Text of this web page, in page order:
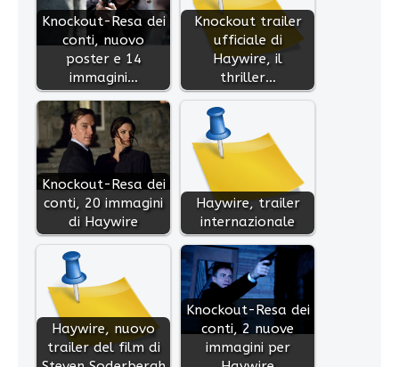
Knockout-Resa dei
conti, nuovo
poster e 14
immagini…
Knockout trailer
ufficiale di
Haywire, il
thriller…
Knockout-Resa dei
conti, 20 immagini
di Haywire
Haywire, trailer
internazionale
Haywire, nuovo
trailer del film di
Knockout-Resa dei
conti, 2 nuove
immagini per